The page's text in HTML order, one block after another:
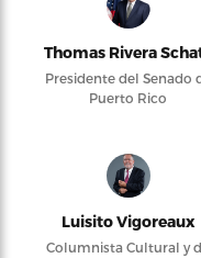
Thomas Rivera
Presidente del Senado
Puerto Rico
Luisito Vigoreaux
Columnista Cultural y